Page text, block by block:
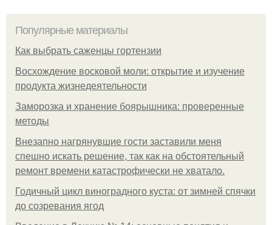
Популярные материалы
Как выбрать саженцы гортензии
Восхождение восковой моли: открытие и изучение
продукта жизнедеятельности
Заморозка и хранение боярышника: проверенные
методы
Внезапно нагрянувшие гости заставили меня
спешно искать решение, так как на обстоятельный
ремонт времени катастрофически не хватало.
Годичный цикл виноградного куста: от зимней спячки
до созревания ягод